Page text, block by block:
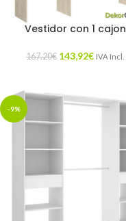
Vestidor con 1 cajon
167,20€ 143,92€ IVA Incl.
-9%